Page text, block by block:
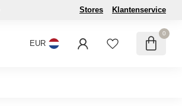
Stores Klantenservice
EUR
0